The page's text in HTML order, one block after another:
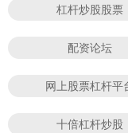
杠杆炒股股票
配资论坛
网上股票杠杆平
十倍杠杆炒股